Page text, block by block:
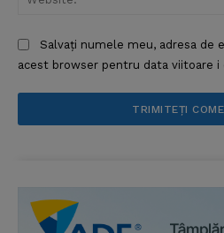
Salvați numele meu, adresa de
acest browser pentru data viitoare i